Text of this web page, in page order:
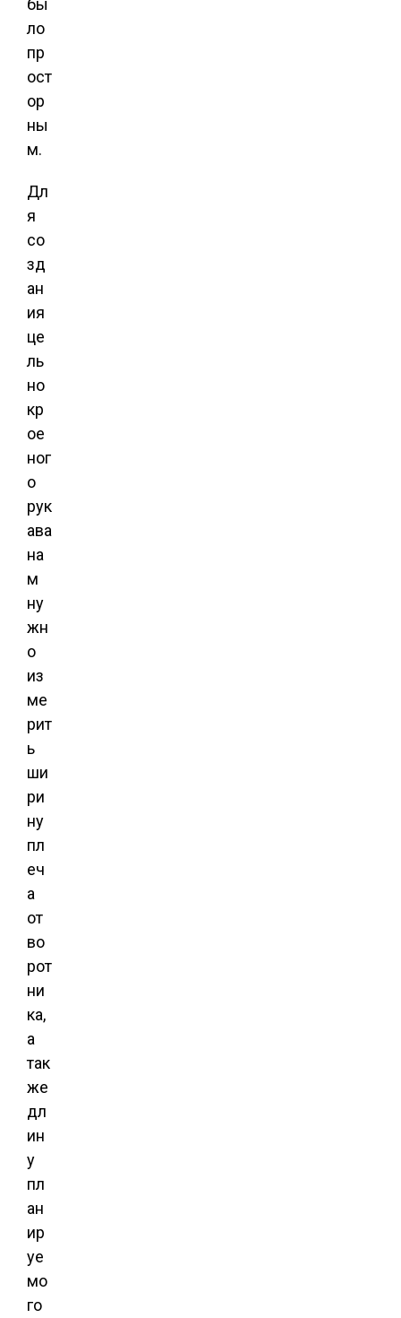
бы
ло
пр
ост
ор
ны
м.
Дл
я
со
зд
ан
ия
це
ль
но
кр
ое
ног
о
рук
ава
на
м
ну
жн
о
из
ме
рит
ь
ши
ри
ну
пл
еч
а
от
во
рот
ни
ка,
а
так
же
дл
ин
у
пл
ан
ир
уе
мо
го